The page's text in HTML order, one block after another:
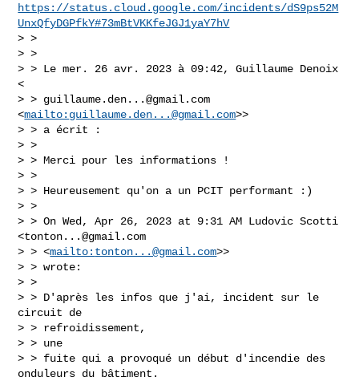
https://status.cloud.google.com/incidents/dS9ps52M
UnxQfyDGPfkY#73mBtVKKfeJGJ1yaY7hV
> >
> >
> > Le mer. 26 avr. 2023 à 09:42, Guillaume Denoix
<
> > guillaume.den...@gmail.com
<mailto: guillaume.den...@gmail.com>>
> > a écrit :
> >
> > Merci pour les informations !
> >
> > Heureusement qu'on a un PCIT performant :)
> >
> > On Wed, Apr 26, 2023 at 9:31 AM Ludovic Scotti
<tonton...@gmail.com
> > <mailto: tonton...@gmail.com>>
> > wrote:
> >
> > D'après les infos que j'ai, incident sur le
circuit de
> > refroidissement,
> > une
> > fuite qui a provoqué un début d'incendie des
onduleurs du bâtiment.